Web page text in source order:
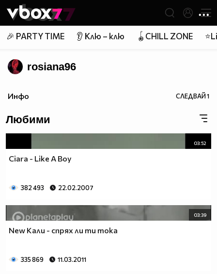
👾
🎉 PARTY TIME 👂 Клю – клю 🪀CHILL ZONE
rosiana96
Инфо СЛЕДВАЙ1
Любими
03:52
Ciara - Like A Boy
382 493 22.02.2007
03:39
New Кали - спрях ли ти тока
335 869 11.03.2011